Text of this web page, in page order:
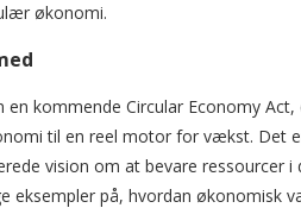
økonomi.
kommende Circular Economy
til en reel motor for vækst. Det
vision om at bevare ressourcer
eksempler på, hvordan økonomisk